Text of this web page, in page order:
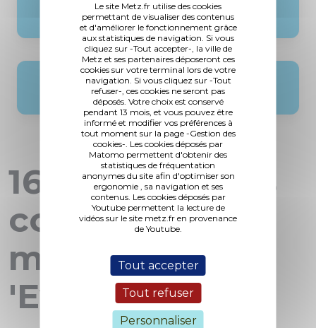
Le site Metz.fr utilise des cookies
permettant de visualiser des contenus
et d'améliorer le fonctionnement grâce
aux statistiques de navigation. Si vous
cliquez sur -Tout accepter-, la ville de
Metz et ses partenaires déposeront ces
cookies sur votre terminal lors de votre
navigation. Si vous cliquez sur -Tout
refuser-, ces cookies ne seront pas
déposés. Votre choix est conservé
pendant 13 mois, et vous pouvez être
informé et modifier vos préférences à
tout moment sur la page -Gestion des
cookies-. Les cookies déposés par
Matomo permettent d'obtenir des
statistiques de fréquentation
anonymes du site afin d'optimiser son
ergonomie , sa navigation et ses
contenus. Les cookies déposés par
Youtube permettent la lecture de
vidéos sur le site metz.fr en provenance
de Youtube.
Tout accepter
Tout refuser
Personnaliser
2015
2014
1665 Actualités
concernant le
mot clef
'Evénements'